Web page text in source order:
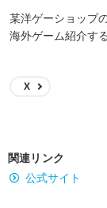
某洋ゲーショップ
海外ゲーム紹介す
X
関連リンク
公式サイト